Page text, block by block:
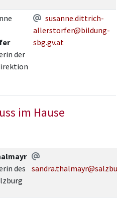
der
susanne.dittrich-
allerstorfer@bildung-
sbg.gv.at
im Hause
des